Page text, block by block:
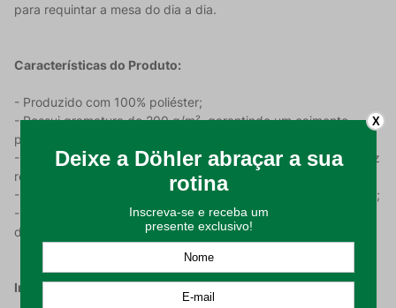
para requintar a mesa do dia a dia.
Características do Produto:
- Produzido com 100% poliéster;
- Possui gramatura de 200 g/m², garantindo um caimento
perfeito para a toalha de mesa;
- Tecido com acabamento acetinado e em jacquard, o que traz
refinamento ao produto;
- Os desenhos da estampa em xadrez levam elegância à peça;
- A Toalha de Mesa Redonda possui medidas de 140 cm de
diâmetro (1 metro e 40 centímetros de diâmetro).
Instrução De Uso:
X